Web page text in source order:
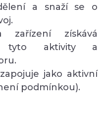
a snaží se o
zařízení získává
tyto aktivity a
jako aktivní
podmínkou).